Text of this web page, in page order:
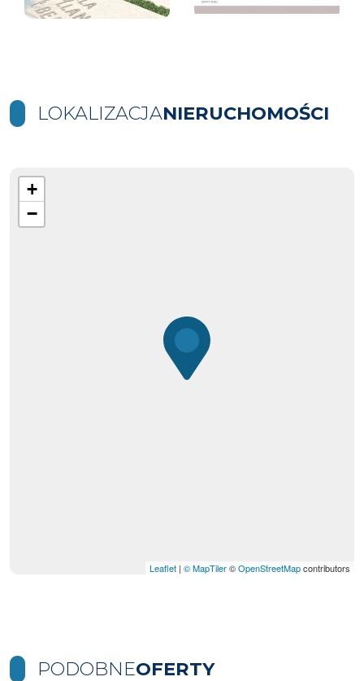
LOKALIZACJANIERUCHOMOŚCI
+
−
Leaflet | © MapTiler©OpenStreetMapcontributors
PODOBNEOFERTY